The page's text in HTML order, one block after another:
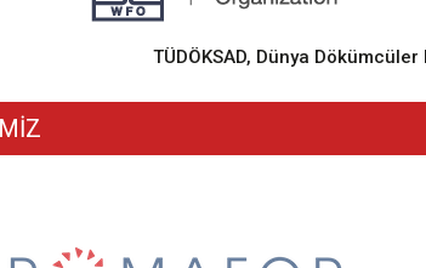
TÜDÖKSAD, Dünya